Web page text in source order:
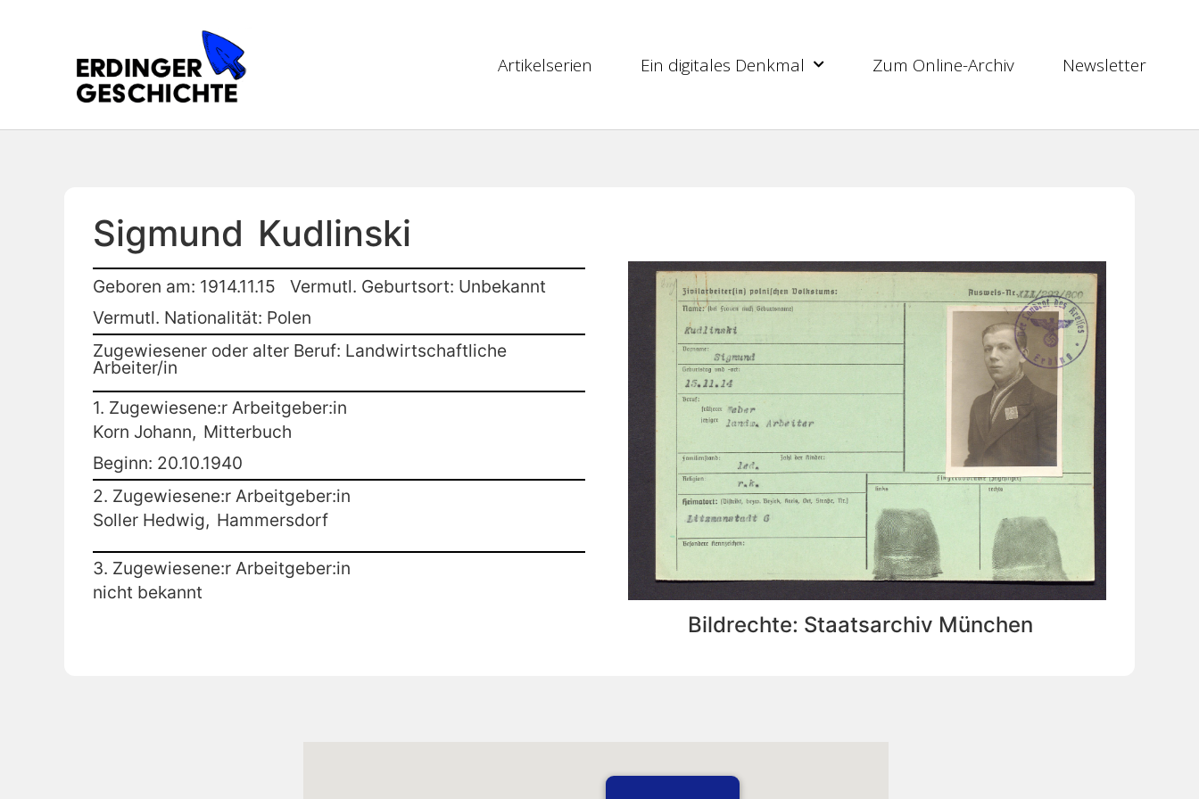
Artikelserien Ein digitales Denkmal Zum Online-Archiv Newsletter
Sigmund Kudlinski
Geboren am: 1914.11.15
Vermutl. Geburtsort: Unbekannt
Vermutl. Nationalität: Polen
Zugewiesener oder alter Beruf: Landwirtschaftliche
Arbeiter/in
1. Zugewiesene:r Arbeitgeber:in
Korn Johann, Mitterbuch
Beginn: 20.10.1940
2. Zugewiesene:r Arbeitgeber:in
Soller Hedwig, Hammersdorf
3. Zugewiesene:r Arbeitgeber:in
nicht bekannt
Bildrechte: Staatsarchiv München